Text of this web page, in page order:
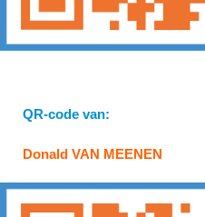
QR-code van:
Donald VAN MEENEN